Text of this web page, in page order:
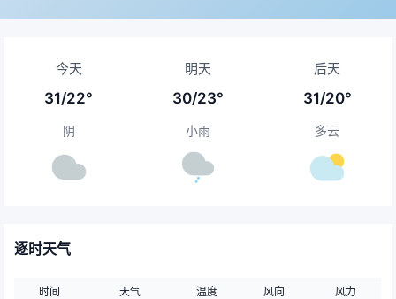
今天
31/22°
阴
明天
30/23°
小雨
后天
31/20°
多云
逐时天气
时间 天气 温度 风向 风力